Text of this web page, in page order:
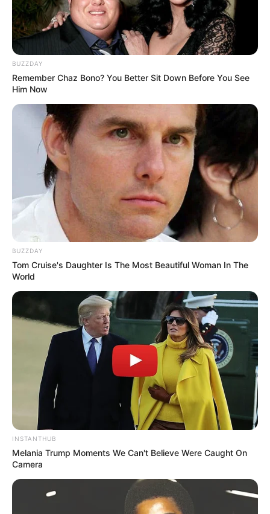
BUZZDAY
Remember Chaz Bono? You Better Sit Down Before You See
Him Now
BUZZDAY
Tom Cruise's Daughter Is The Most Beautiful Woman In The
World
INSTANTHUB
Melania Trump Moments We Can't Believe Were Caught On
Camera